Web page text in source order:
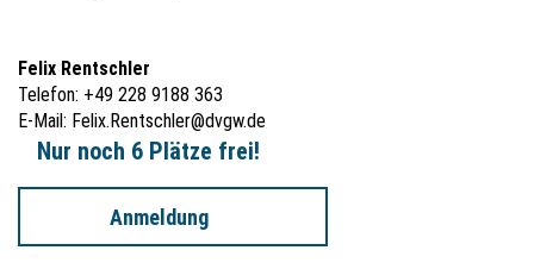
Felix Rentschler
Telefon: +49 228 9188 363
E-Mail: Felix.Rentschler@dvgw.de
Nur noch 6 Plätze frei!
Anmeldung